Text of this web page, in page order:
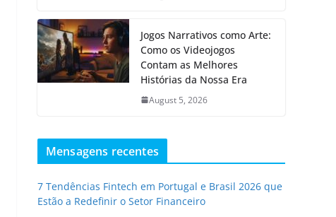
Jogos Narrativos como Arte:
Como os Videojogos
Contam as Melhores
Histórias da Nossa Era
August 5, 2026
Mensagens recentes
7 Tendências Fintech em Portugal e Brasil 2026 que
Estão a Redefinir o Setor Financeiro